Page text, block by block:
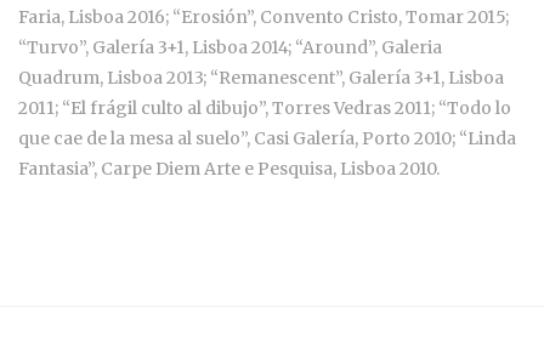
Faria, Lisboa 2016; “Erosión”, Convento Cristo, Tomar 2015;
“Turvo”, Galería 3+1, Lisboa 2014; “Around”, Galeria
Quadrum, Lisboa 2013; “Remanescent”, Galería 3+1, Lisboa
2011; “El frágil culto al dibujo”, Torres Vedras 2011; “Todo lo
que cae de la mesa al suelo”, Casi Galería, Porto 2010; “Linda
Fantasia”, Carpe Diem Arte e Pesquisa, Lisboa 2010.